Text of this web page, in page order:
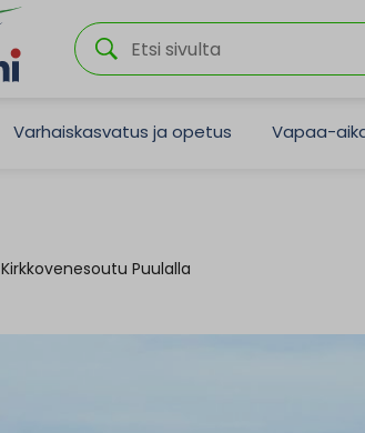
Varhaiskasvatus ja opetus Vapaa-
Kirkkovenesoutu Puulalla